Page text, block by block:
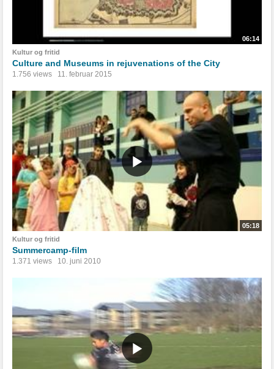
06:14
Kultur og fritid
Culture and Museums in rejuvenations of the City
1.756 views 11. februar 2015
05:18
Kultur og fritid
Summercamp-film
1.371 views 10. juni 2010